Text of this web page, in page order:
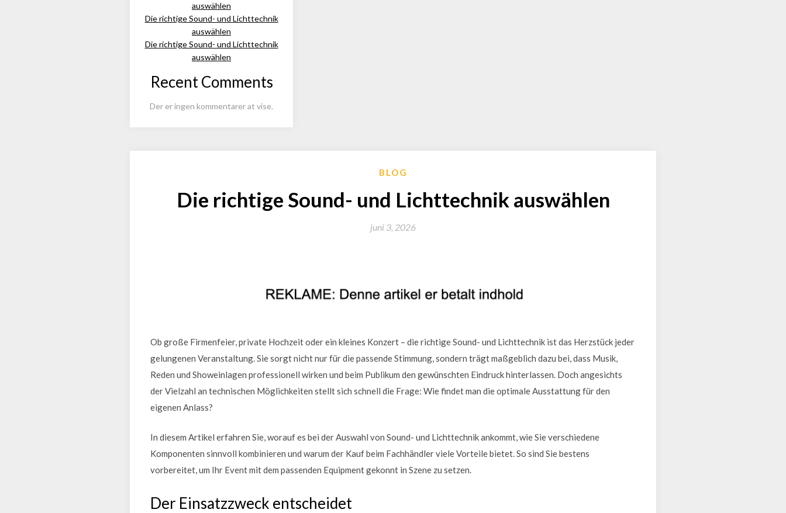
auswählen
Die richtige Sound- und Lichttechnik
auswählen
Die richtige Sound- und Lichttechnik
auswählen
Recent Comments
Der er ingen kommentarer at vise.
BLOG
Die richtige Sound- und Lichttechnik auswählen
juni 3, 2026
Ob große Firmenfeier, private Hochzeit oder ein kleines Konzert – die richtige Sound- und Lichttechnik ist das Herzstück jeder
gelungenen Veranstaltung. Sie sorgt nicht nur für die passende Stimmung, sondern trägt maßgeblich dazu bei, dass Musik,
Reden und Showeinlagen professionell wirken und beim Publikum den gewünschten Eindruck hinterlassen. Doch angesichts
der Vielzahl an technischen Möglichkeiten stellt sich schnell die Frage: Wie findet man die optimale Ausstattung für den
eigenen Anlass?
In diesem Artikel erfahren Sie, worauf es bei der Auswahl von Sound- und Lichttechnik ankommt, wie Sie verschiedene
Komponenten sinnvoll kombinieren und warum der Kauf beim Fachhändler viele Vorteile bietet. So sind Sie bestens
vorbereitet, um Ihr Event mit dem passenden Equipment gekonnt in Szene zu setzen.
Der Einsatzzweck entscheidet